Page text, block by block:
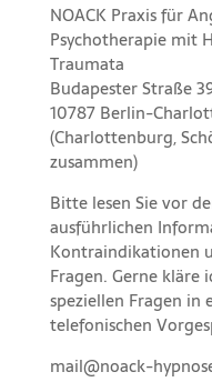
NOACK Praxis für
Psychotherapie mit
Traumata
Budapester Straße
10787 Berlin-
(Charlottenburg,
zusammen)
Bitte lesen Sie vor
ausführlichen
Kontraindikationen
Fragen. Gerne kläre
speziellen Fragen in
telefonischen
mail@noack-